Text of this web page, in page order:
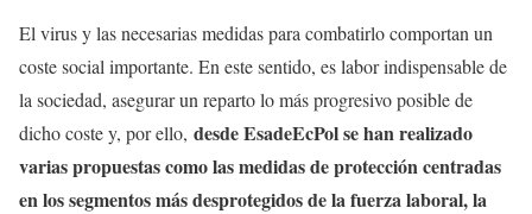
El virus y las necesarias medidas para combatirlo comportan un
coste social importante. En este sentido, es labor indispensable de
la sociedad, asegurar un reparto lo más progresivo posible de
dicho coste y, por ello, desde EsadeEcPol se han realizado
varias propuestas como las medidas de protección centradas
en los segmentos más desprotegidos de la fuerza laboral, la